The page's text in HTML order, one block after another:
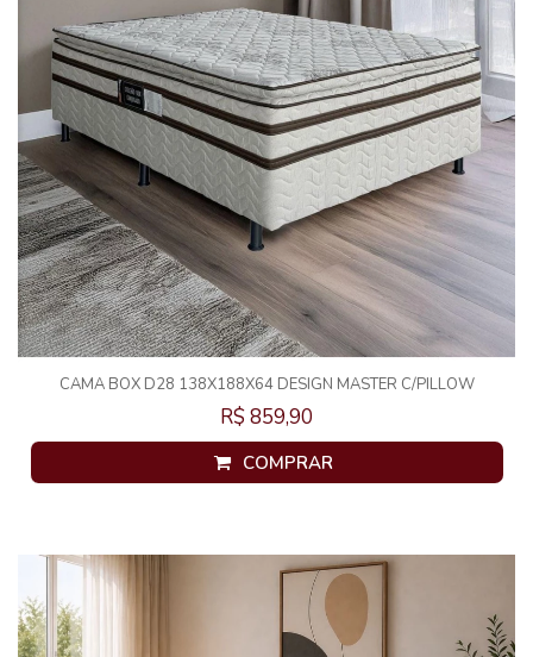
CAMA BOX D28 138X188X64 DESIGN MASTER C/PILLOW
R$ 859,90
COMPRAR